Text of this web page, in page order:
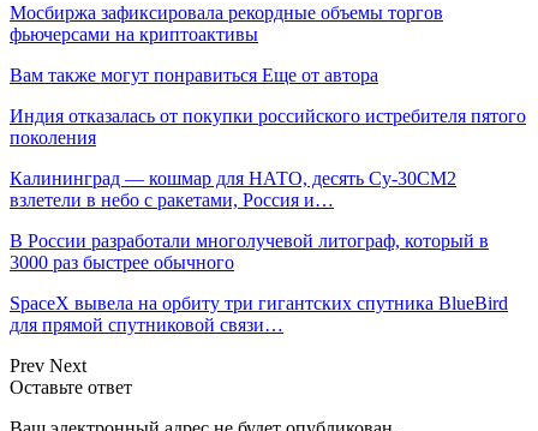
Мосбиржа зафиксировала рекордные объемы торгов
фьючерсами на криптоактивы
Вам также могут понравиться Еще от автора
Индия отказалась от покупки российского истребителя пятого
поколения
Калининград — кошмар для НАТО, десять Су-30СМ2
взлетели в небо с ракетами, Россия и…
В России разработали многолучевой литограф, который в
3000 раз быстрее обычного
SpaceX вывела на орбиту три гигантских спутника BlueBird
для прямой спутниковой связи…
Prev Next
Оставьте ответ